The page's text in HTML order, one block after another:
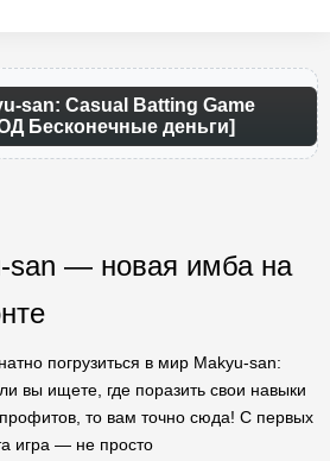
san: Casual Batting Game
Бесконечные деньги]
san — новая имба на
погрузиться в мир Makyu-san:
вы ищете, где поразить свои навыки
профитов, то вам точно сюда! С первых
игра — не просто